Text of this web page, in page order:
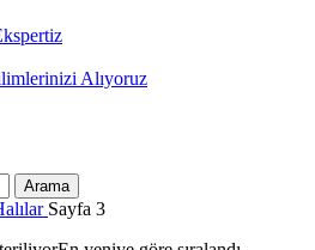
Alıyoruz
Arama
Sayfa 3